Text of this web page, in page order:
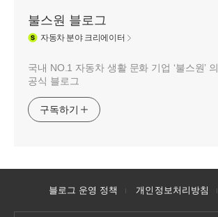
불스원 블로그
자동차분야 크리에이터
국내 NO.1 자동차 생활 문화 기업 ‘불스원’ 의
공식 블로그
구독하기
블로그 운영 정책 개인정보처리방침